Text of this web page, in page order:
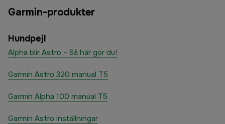
Garmin-produkter
Hundpejl
Alpha blir Astro – Så här gör du!
Garmin Astro 320 manual T5
Garmin Alpha 100 manual T5
Garmin Astro inställningar